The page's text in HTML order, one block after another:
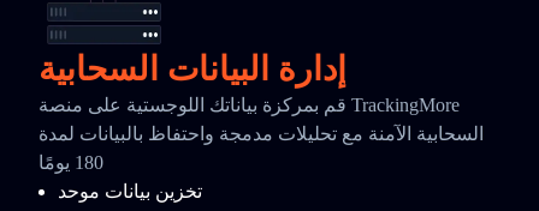
إدارة البيانات السحابية
قم بمركزة بياناتك اللوجستية على منصة TrackingMore
السحابية الآمنة مع تحليلات مدمجة واحتفاظ بالبيانات لمدة
180 يومًا
تخزين بيانات موحد